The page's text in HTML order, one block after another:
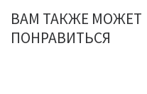
ВАМ ТАКЖЕ МОЖЕТ
ПОНРАВИТЬСЯ